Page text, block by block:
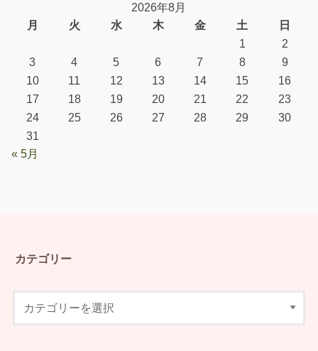
2026年8月
月
火 水 木 金 土
日
1
2
3
4 5 6 7 8
9
10
11 12 13 14 15
16
17
18 19 20 21 22
23
24
25 26 27 28 29
30
31
« 5月
カテゴリー